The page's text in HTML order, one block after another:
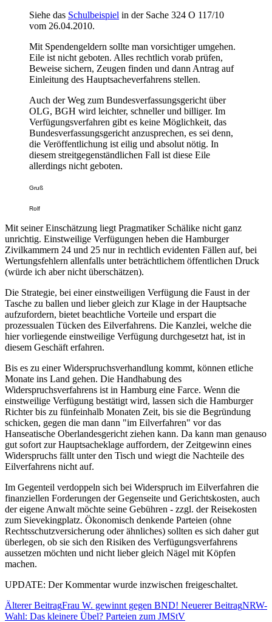
Siehe das Schulbeispiel in der Sache 324 O 117/10
vom 26.04.2010.
Mit Spendengeldern sollte man vorsichtiger umgehen.
Eile ist nicht geboten. Alles rechtlich vorab prüfen,
Beweise sichern, Zeugen finden und dann Antrag auf
Einleitung des Hauptsacheverfahrens stellen.
Auch der Weg zum Bundesverfassungsgericht über
OLG, BGH wird leichter, schneller und billiger. Im
Verfügungsverfahren gibt es keine Möglichkeit, das
Bundesverfassungsgericht anzusprechen, es sei denn,
die Veröffentlichung ist eilig und absolut nötig. In
diesem streitgegenständlichen Fall ist diese Eile
allerdings nicht geboten.
Gruß
Rolf
Mit seiner Einschätzung liegt Pragmatiker Schälike nicht ganz
unrichtig. Einstweilige Verfügungen heben die Hamburger
Zivilkammern 24 und 25 nur in rechtlich evidenten Fällen auf, bei
Wertungsfehlern allenfalls unter beträchtlichem öffentlichen Druck
(würde ich aber nicht überschätzen).
Die Strategie, bei einer einstweiligen Verfügung die Faust in der
Tasche zu ballen und lieber gleich zur Klage in der Hauptsache
aufzufordern, bietet beachtliche Vorteile und erspart die
prozessualen Tücken des Eilverfahrens. Die Kanzlei, welche die
hier vorliegende einstweilige Verfügung durchgesetzt hat, ist in
diesem Geschäft erfahren.
Bis es zu einer Widerspruchsverhandlung kommt, können etliche
Monate ins Land gehen. Die Handhabung des
Widerspruchsverfahrens ist in Hamburg eine Farce. Wenn die
einstweilige Verfügung bestätigt wird, lassen sich die Hamburger
Richter bis zu fünfeinhalb Monaten Zeit, bis sie die Begründung
schicken, gegen die man dann "im Eilverfahren" vor das
Hanseatische Oberlandesgericht ziehen kann. Da kann man genauso
gut sofort zur Hauptsacheklage auffordern, der Zeitgewinn eines
Widerspruchs fällt unter den Tisch und wiegt die Nachteile des
Eilverfahrens nicht auf.
Im Gegenteil verdoppeln sich bei Widerspruch im Eilverfahren die
finanziellen Forderungen der Gegenseite und Gerichtskosten, auch
der eigene Anwalt möchte seine Gebühren - zzgl. der Reisekosten
zum Sievekingplatz. Ökonomisch denkende Parteien (ohne
Rechtsschutzversicherung oder ähnliches) sollten es sich daher gut
überlegen, ob sie sich den Risiken des Verfügungsverfahrens
aussetzen möchten und nicht lieber gleich Nägel mit Köpfen
machen.
UPDATE: Der Kommentar wurde inzwischen freigeschaltet.
Älterer BeitragFrau W. gewinnt gegen BND! Neuerer BeitragNRW-
Wahl: Das kleinere Übel? Parteien zum JMStV